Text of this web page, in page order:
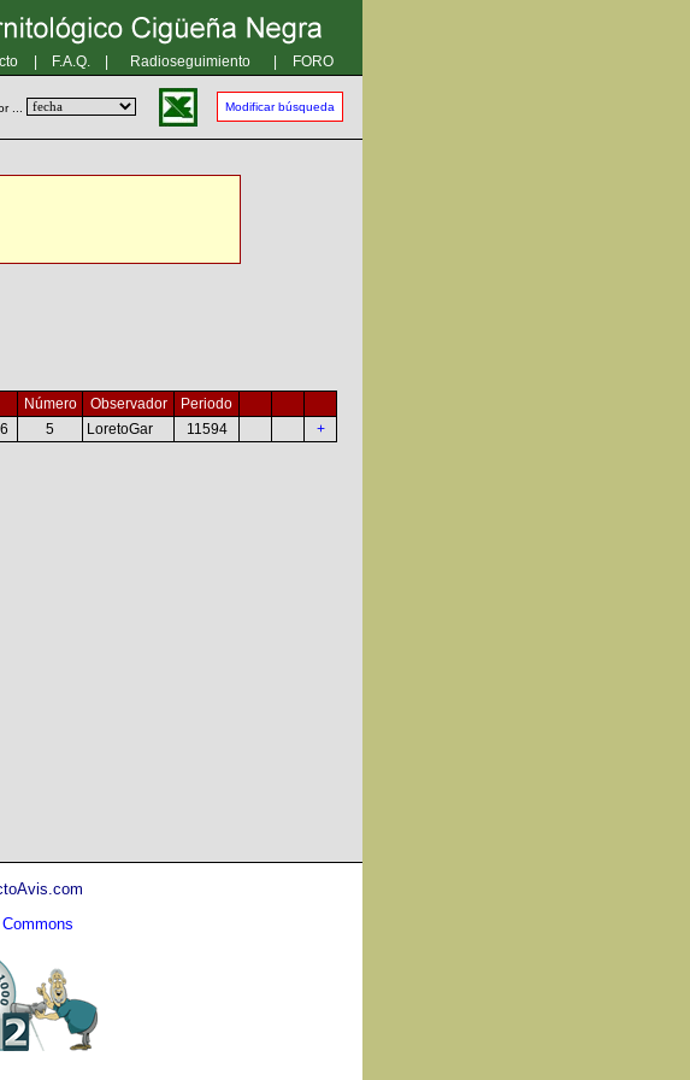
F.A.Q. Radioseguimiento FORO
... Modificar búsqueda
Número Observador
Periodo
5 LoretoGar 11594 +